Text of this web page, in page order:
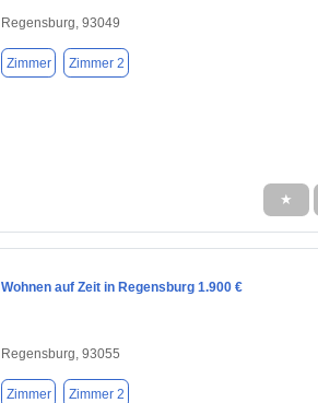
Regensburg, 93049
Zimmer Zimmer 2
★
Wohnen auf Zeit in Regensburg 1.900 €
Regensburg, 93055
Zimmer Zimmer 2